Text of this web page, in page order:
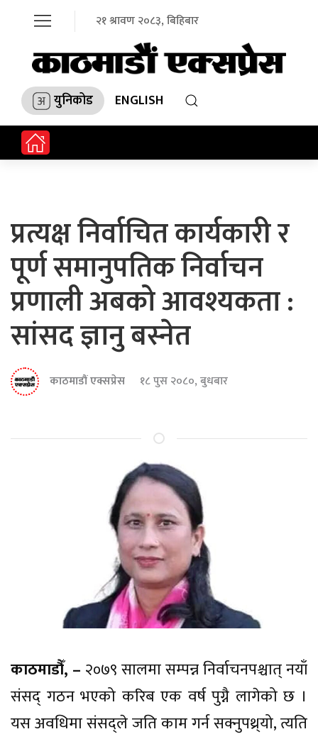
२१ श्रावण २०८३, बिहिबार
युनिकोड ENGLISH
प्रत्यक्ष निर्वाचित कार्यकारी र
पूर्ण समानुपतिक निर्वाचन
प्रणाली अबको आवश्यकता :
सांसद ज्ञानु बस्नेत
काठमाडौं एक्सप्रेस १८ पुस २०८०, बुधबार
काठमाडौँ, – २०७९ सालमा सम्पन्न निर्वाचनपश्चात् नयाँ
संसद् गठन भएको करिब एक वर्ष पुग्नै लागेको छ ।
यस अवधिमा संसद्ले जति काम गर्न सक्नुपथ्र्यो, त्यति